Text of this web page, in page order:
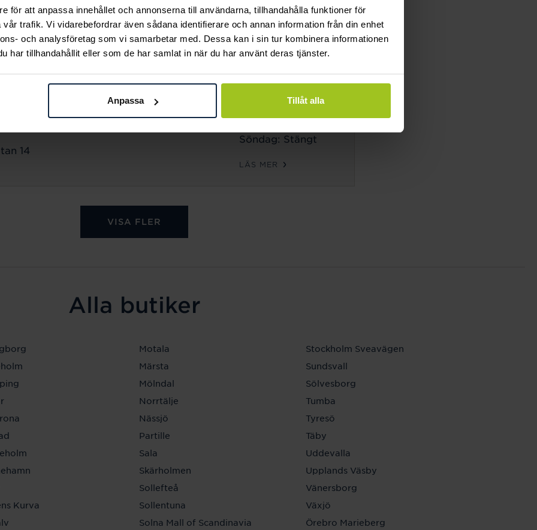
för att anpassa innehållet och annonserna till användarna, tillhandahålla funktioner för
trafik. Vi vidarebefordrar även sådana identifierare och annan information från din enhet
och analysföretag som vi samarbetar med. Dessa kan i sin tur kombinera informationen
har tillhandahållit eller som de har samlat in när du har använt deras tjänster.
Anpassa Tillåt alla
Söndag: Stängt
14
Söndag: Stängt
LÄS MER
VISA FLER
Alla butiker
Kurva
Motala
Märsta
Mölndal
Norrtälje
Nässjö
Partille
Sala
Skärholmen
Sollefteå
Sollentuna
Solna Mall of Scandinavia
Stockholm Sveavägen
Sundsvall
Sölvesborg
Tumba
Tyresö
Täby
Uddevalla
Upplands Väsby
Vänersborg
Växjö
Örebro Marieberg